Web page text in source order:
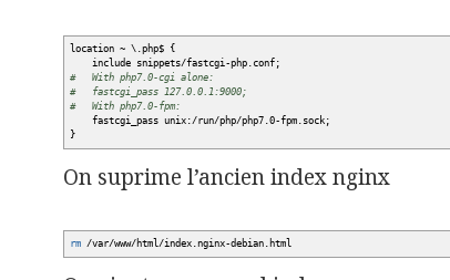
location ~ \.php$ {
include snippets/fastcgi-php.conf;
# With php7.0-cgi alone:
# fastcgi_pass 127.0.0.1:9000;
# With php7.0-fpm:
fastcgi_pass unix: /run/php/php7.0-fpm.sock;
}
On suprime l’ancien index nginx
rm /var/www/html /index.nginx-debian.html